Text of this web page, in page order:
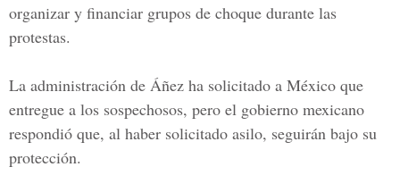
organizar y financiar grupos de choque durante las
protestas.
La administración de Áñez ha solicitado a México que
entregue a los sospechosos, pero el gobierno mexicano
respondió que, al haber solicitado asilo, seguirán bajo su
protección.